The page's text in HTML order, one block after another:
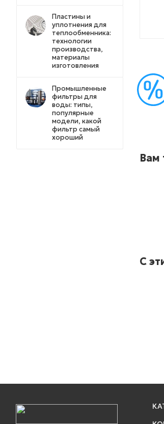
Вам
С
Пластины и
уплотнения для
теплообменника:
технологии
производства,
материалы
изготовления
Промышленные
фильтры для
воды: типы,
популярные
модели, какой
фильтр самый
хороший